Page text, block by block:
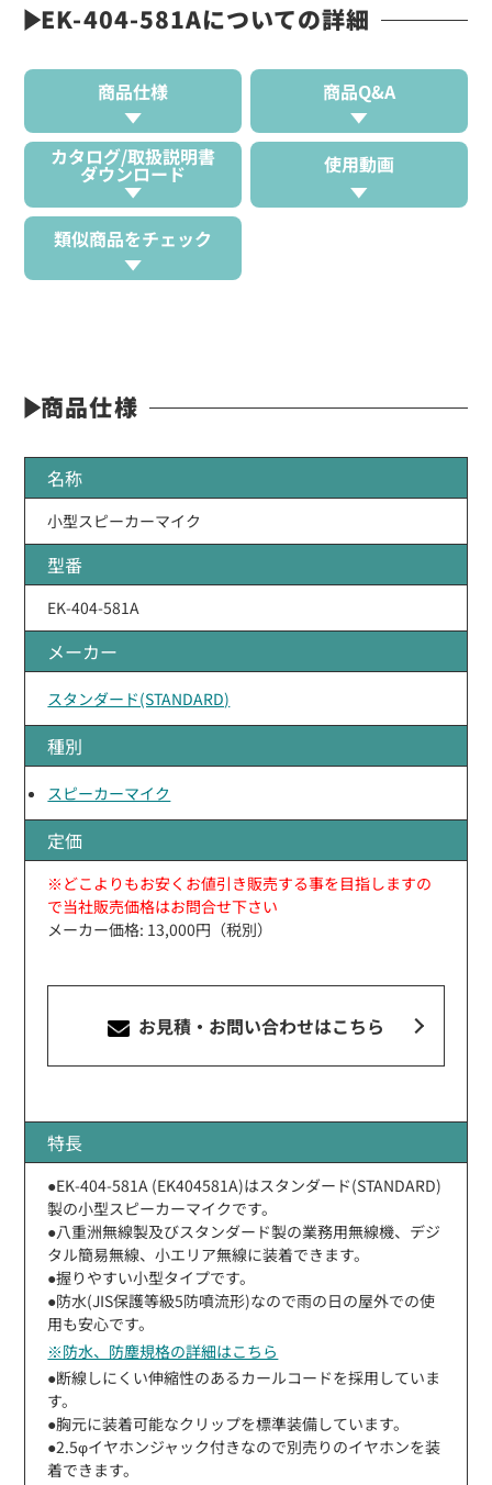
EK-404-581Aについての詳細
商品仕様 商品Q&A
カタログ/取扱説明書
ダウンロード 使用動画
類似商品をチェック
商品仕様
名称
小型スピーカーマイク
型番
EK-404-581A
メーカー
スタンダード(STANDARD)
種別
スピーカーマイク
定価
※どこよりもお安くお値引き販売する事を目指しますの
で当社販売価格はお問合せ下さい
メーカー価格: 13,000円（税別）
お見積・お問い合わせはこちら
特長
●EK-404-581A (EK404581A)はスタンダード(STANDARD)
製の小型スピーカーマイクです。
●八重洲無線製及びスタンダード製の業務用無線機、デジ
タル簡易無線、小エリア無線に装着できます。
●握りやすい小型タイプです。
●防水(JIS保護等級5防噴流形)なので雨の日の屋外での使
用も安心です。
※防水、防塵規格の詳細はこちら
●断線しにくい伸縮性のあるカールコードを採用していま
す。
●胸元に装着可能なクリップを標準装備しています。
●2.5φイヤホンジャック付きなので別売りのイヤホンを装
着できます。